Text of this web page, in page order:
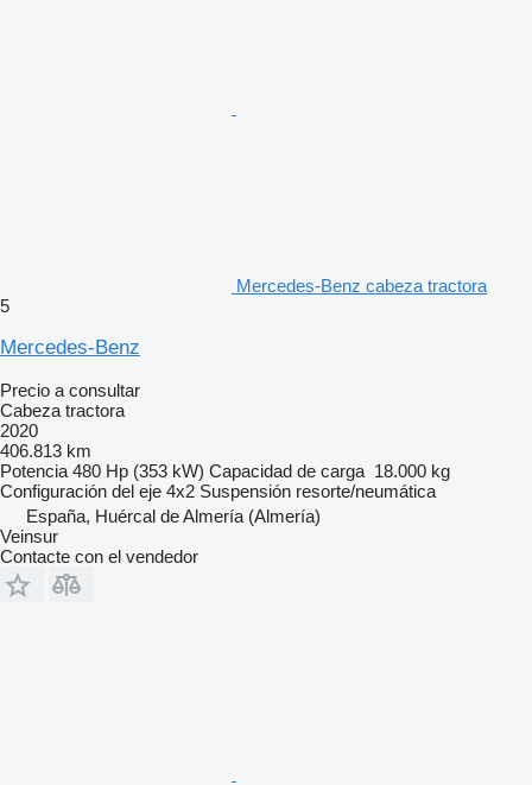
Mercedes-Benz cabeza tractora
5
Mercedes-Benz
Precio a consultar
Cabeza tractora
2020
406.813 km
Potencia 480 Hp (353 kW) Capacidad de carga 18.000 kg
Configuración del eje 4x2 Suspensión resorte/neumática
España, Huércal de Almería (Almería)
Veinsur
Contacte con el vendedor